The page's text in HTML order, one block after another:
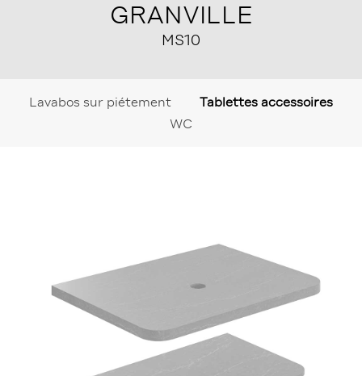
GRANVILLE
MS10
Lavabos sur piétement
Tablettes accessoires
WC